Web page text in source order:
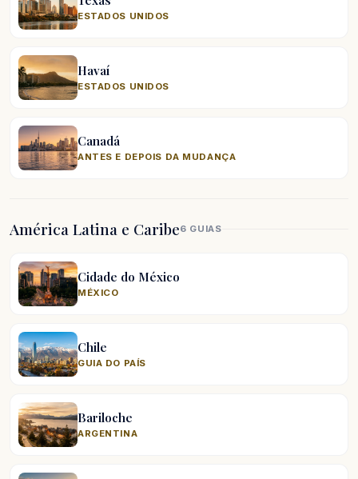
ESTADOS UNIDOS
Havaí
ESTADOS UNIDOS
Canadá
ANTES E DEPOIS DA MUDANÇA
América Latina e Caribe6 GUIAS
Cidade do México
MÉXICO
Chile
GUIA DO PAÍS
Bariloche
ARGENTINA